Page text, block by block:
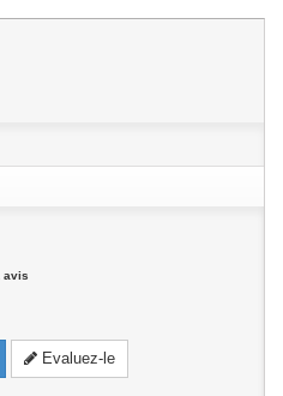
avis
Evaluez-le